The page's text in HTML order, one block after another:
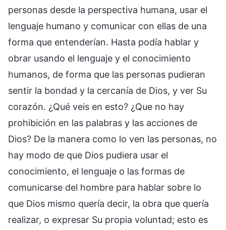
personas desde la perspectiva humana, usar el
lenguaje humano y comunicar con ellas de una
forma que entenderían. Hasta podía hablar y
obrar usando el lenguaje y el conocimiento
humanos, de forma que las personas pudieran
sentir la bondad y la cercanía de Dios, y ver Su
corazón. ¿Qué veis en esto? ¿Que no hay
prohibición en las palabras y las acciones de
Dios? De la manera como lo ven las personas, no
hay modo de que Dios pudiera usar el
conocimiento, el lenguaje o las formas de
comunicarse del hombre para hablar sobre lo
que Dios mismo quería decir, la obra que quería
realizar, o expresar Su propia voluntad; esto es